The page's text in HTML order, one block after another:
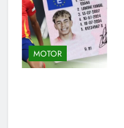
MOTOR